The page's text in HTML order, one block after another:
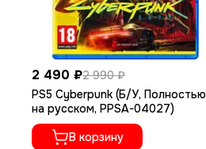
2 490 ₽2 990 ₽
PS5 Cyberpunk (Б/У, Полностью
на русском, PPSA-04027)
В корзину